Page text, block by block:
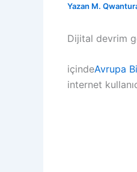
Yazan M.
Dijital devrim
içindeAvrupa
internet